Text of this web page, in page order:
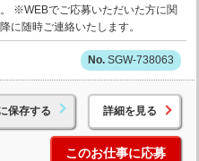
※WEBでご応募いただいた方に関
に随時ご連絡いたします。
SGW-738063
保存する 詳細を見る
このお仕事に応募